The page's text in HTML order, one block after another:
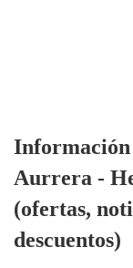
Información
Aurrera -
(ofertas,
descuentos)